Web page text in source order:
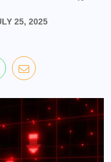
25, 2025